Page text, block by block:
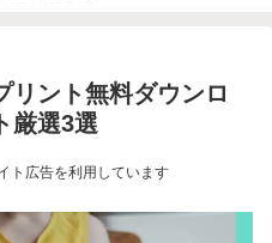
リント無料ダウンロ
厳選3選
ト広告を利用しています